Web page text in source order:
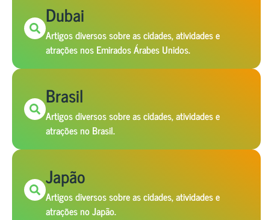
Dubai
Artigos diversos sobre as cidades, atividades e
atrações nos Emirados Árabes Unidos.
Brasil
Artigos diversos sobre as cidades, atividades e
atrações no Brasil.
Japão
Artigos diversos sobre as cidades, atividades e
atrações no Japão.